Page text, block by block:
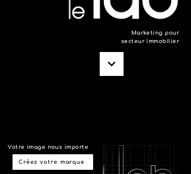
Votre image nous importe
Créez votre marque
Marketing pour
secteur immobilier